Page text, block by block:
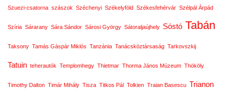
Szuezi-csatorna szászok Széchenyi Székelyföld Székesfehérvár Szélpál Árpád
Szíria Sárarany Sára Sándor Sárosi György Sátoraljaújhely Sóstó Tabán
Taksony Tamás Gáspár Miklós Tanzánia Tanácsköztársaság Tarkovszkij
Tatuin teherautók Templomhegy Thietmar Thorma János Múzeum Thököly
Timothy Dalton Timár Mihály Tisza Titkos Pál Tolkien Traian Basescu Trianon